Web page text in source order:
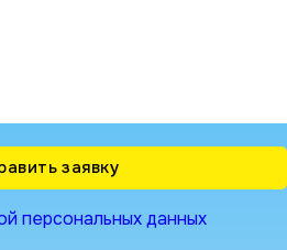
персональных данных